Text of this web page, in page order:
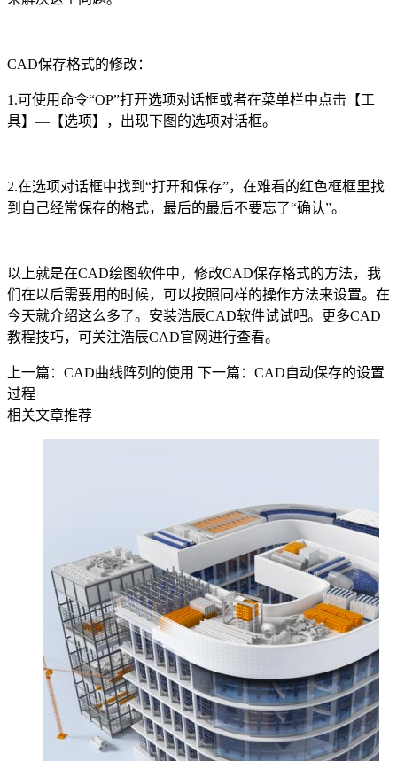
CAD保存格式的修改：
1.可使用命令“OP”打开选项对话框或者在菜单栏中点击【工
具】—【选项】，出现下图的选项对话框。
2.在选项对话框中找到“打开和保存”，在难看的红色框框里找
到自己经常保存的格式，最后的最后不要忘了“确认”。
以上就是在CAD绘图软件中，修改CAD保存格式的方法，我
们在以后需要用的时候，可以按照同样的操作方法来设置。在
今天就介绍这么多了。安装浩辰CAD软件试试吧。更多CAD
教程技巧，可关注浩辰CAD官网进行查看。
上一篇：CAD曲线阵列的使用 下一篇：CAD自动保存的设置
过程
相关文章推荐